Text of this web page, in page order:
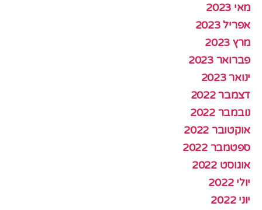
מאי 2023
אפריל 2023
מרץ 2023
פברואר 2023
ינואר 2023
דצמבר 2022
נובמבר 2022
אוקטובר 2022
ספטמבר 2022
אוגוסט 2022
יולי 2022
יוני 2022